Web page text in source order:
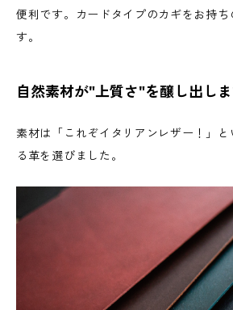
便利です。カードタイプのカギをお持ち
す。
自然素材が"上質さ"を醸し出しま
素材は「これぞイタリアンレザー！」と
る革を選びました。